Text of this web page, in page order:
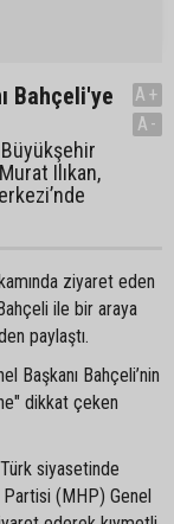
Bahçeli'ye
Ilıkan,
A+
A-
ziyaret eden
ile bir araya
paylaştı.
Başkanı Bahçeli’nin
dikkat çeken
siyasetinde
(MHP) Genel